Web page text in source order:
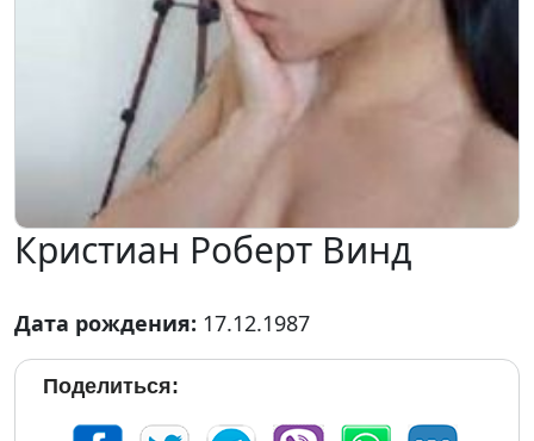
Кристиан Роберт Винд
Дата рождения: 17.12.1987
Поделиться: